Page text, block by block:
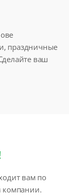
праздничные
ваш
вам по
компании.